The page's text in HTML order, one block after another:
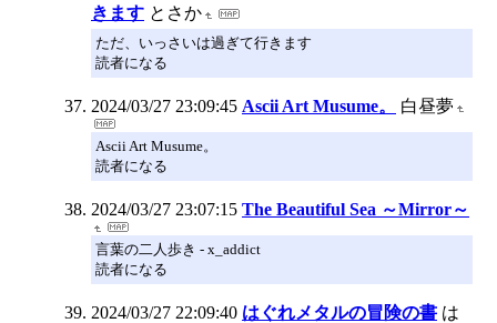
きます とさか
ただ、いっさいは過ぎて行きます
読者になる
2024/03/27 23:09:45 Ascii Art Musume。 白昼夢
Ascii Art Musume。
読者になる
2024/03/27 23:07:15 The Beautiful Sea ～Mirror～
言葉の二人歩き - x_addict
読者になる
2024/03/27 22:09:40 はぐれメタルの冒険の書 は